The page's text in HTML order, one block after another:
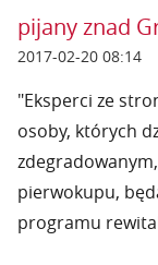
pijany znad
2017-02-20 08:14
"Eksperci ze
osoby, których
pierwokupu,
programu